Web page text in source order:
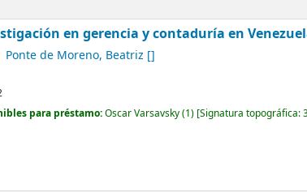
en gerencia y contaduría en
Ponte de Moreno, Beatriz []
para préstamo:Oscar Varsavsky(1) Signatura topográfica: